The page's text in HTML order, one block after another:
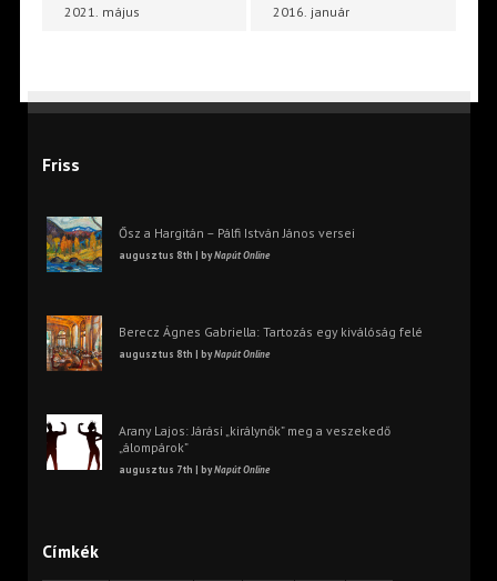
2021. május 2016. január
Friss
Ősz a Hargitán – Pálfi István János versei
augusztus 8th | byNapút Online
Berecz Ágnes Gabriella: Tartozás egy kiválóság felé
augusztus 8th | byNapút Online
Arany Lajos: Járási „királynők” meg a veszekedő
„álompárok”
augusztus 7th | byNapút Online
Címkék